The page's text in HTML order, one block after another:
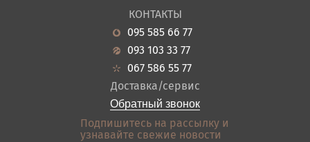
Гостиная
Кухня
Прихожие
Ванная
Акции
О нас
Новости
Гарантия
Кредит
Оплата и доставка
Отзывы
Контакты
Карта сайта
КОНТАКТЫ
095 585 66 77
093 103 33 77
067 586 55 77
Доставка/сервис
Обратный звонок
Подпишитесь на рассылку и
узнавайте свежие новости